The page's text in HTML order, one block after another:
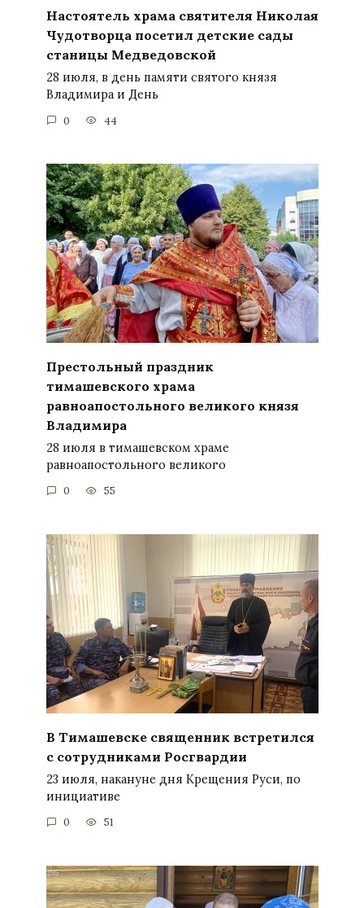
Настоятель храма святителя Николая
Чудотворца посетил детские сады
станицы Медведовской
28 июля, в день памяти святого князя
Владимира и День
0 44
Престольный праздник
тимашевского храма
равноапостольного великого князя
Владимира
28 июля в тимашевском храме
равноапостольного великого
0 55
В Тимашевске священник встретился
с сотрудниками Росгвардии
23 июля, накануне дня Крещения Руси, по
инициативе
0 51